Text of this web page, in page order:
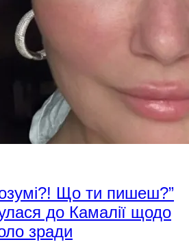
Що ти пишеш?”
до Камалії щодо
зради